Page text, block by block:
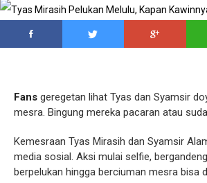
Fans geregetan lihat Tyas dan Syamsir
mesra. Bingung mereka pacaran atau
Kemesraan Tyas Mirasih dan Syamsir
media sosial. Aksi mulai selfie,
berpelukan hingga berciuman mesra bisa